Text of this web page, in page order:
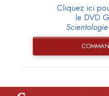
Cliquez ici
le DVD